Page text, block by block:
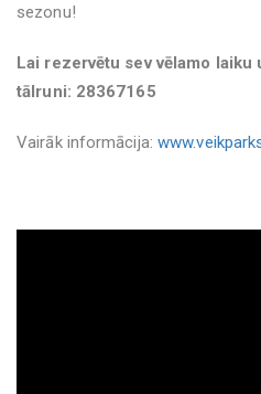
sezonu!
Lai rezervētu sev vēlamo laiku
tālruni: 28367165
Vairāk informācija: